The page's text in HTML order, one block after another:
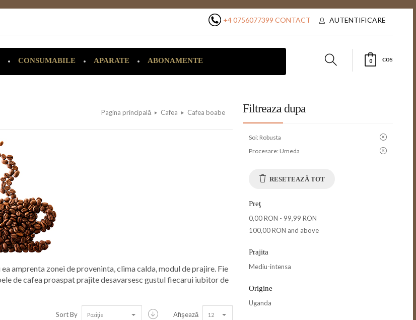
+4 0756077399 CONTACT AUTENTIFICARE
CONSUMABILE APARATE ABONAMENTE 0 COS
Pagina principală Cafea Cafea boabe
amprenta zonei de proveninta, clima calda, modul de prajire. Fie
de cafea proaspat prajite desavarsesc gustul fiecarui iubitor de
Afişează 12
Sort By Poziţie
Filtreaza dupa
Soi: Robusta
Procesare: Umeda
RESETEAZĂ TOT
Preţ
0,00 RON - 99,99 RON
100,00 RON and above
Prajita
Mediu-intensa
Origine
Uganda